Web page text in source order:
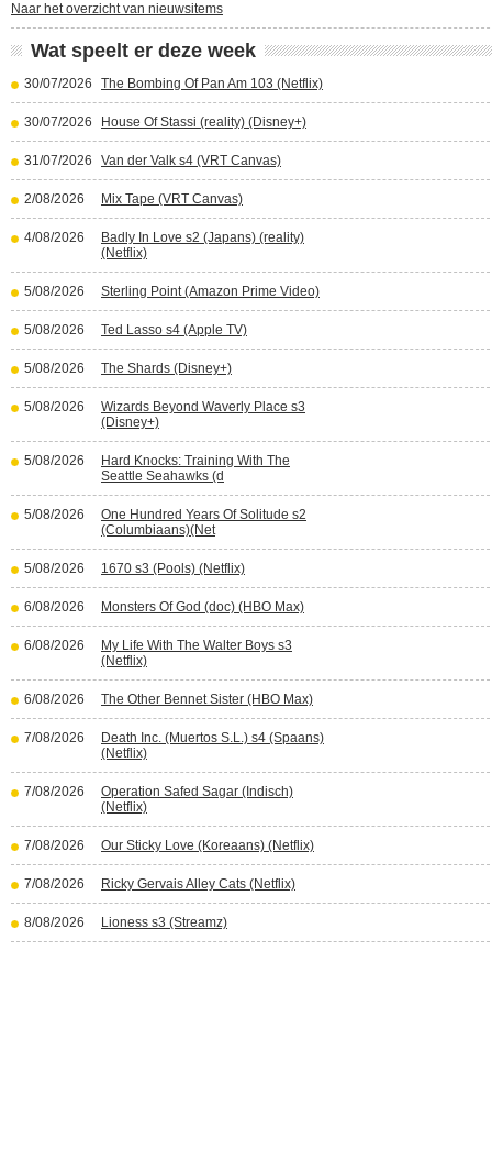
Naar het overzicht van nieuwsitems
Wat speelt er deze week
30/07/2026 The Bombing Of Pan Am 103 (Netflix)
30/07/2026 House Of Stassi (reality) (Disney+)
31/07/2026 Van der Valk s4 (VRT Canvas)
2/08/2026 Mix Tape (VRT Canvas)
4/08/2026
Badly In Love s2 (Japans) (reality)
(Netflix)
5/08/2026 Sterling Point (Amazon Prime Video)
5/08/2026 Ted Lasso s4 (Apple TV)
5/08/2026 The Shards (Disney+)
5/08/2026
Wizards Beyond Waverly Place s3
(Disney+)
5/08/2026
Hard Knocks: Training With The
Seattle Seahawks (d
5/08/2026
One Hundred Years Of Solitude s2
(Columbiaans)(Net
5/08/2026 1670 s3 (Pools) (Netflix)
6/08/2026 Monsters Of God (doc) (HBO Max)
6/08/2026
My Life With The Walter Boys s3
(Netflix)
6/08/2026 The Other Bennet Sister (HBO Max)
7/08/2026
Death Inc. (Muertos S.L.) s4 (Spaans)
(Netflix)
7/08/2026
Operation Safed Sagar (Indisch)
(Netflix)
7/08/2026 Our Sticky Love (Koreaans) (Netflix)
7/08/2026 Ricky Gervais Alley Cats (Netflix)
8/08/2026 Lioness s3 (Streamz)